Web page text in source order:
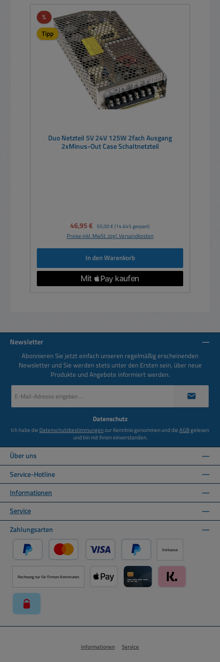
%Rabatt
Tipp
Duo Netzteil 5V 24V 125W 2fach Ausgang
2xMinus-Out Case Schaltnetzteil
Verkaufspreis:
46,95 € Regulärer Preis:
55,00 € (14.64% gespart)
Preise inkl. MwSt. zzgl. Versandkosten
In den Warenkorb
Newsletter
Abonnieren Sie jetzt einfach unseren regelmäßig erscheinenden
Newsletter und Sie werden stets unter den Ersten sein, über neue
Produkte und Angebote informiert werden.
Mail-
Datenschutz
Ich habe die Datenschutzbestimmungenzur Kenntnis genommen und dieAGBgelesen
und bin mit ihnen einverstanden.
Über uns
Service-Hotline
Informationen
Service
Zahlungsarten
PayPal Kredit- oder Debitkarte über PayPal
Später Bezahlen über PayPal
Vorkasse
Rechnung nur für Firmen Kommunen
Informationen Service